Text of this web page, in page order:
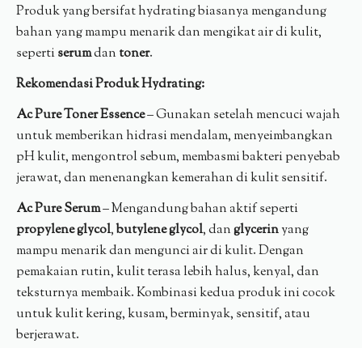
Produk yang bersifat hydrating biasanya mengandung
bahan yang mampu menarik dan mengikat air di kulit,
sepertiserumdan toner.
Rekomendasi Produk Hydrating:
Ac Pure Toner Essence– Gunakan setelah mencuci wajah
untuk memberikan hidrasi mendalam, menyeimbangkan
pH kulit, mengontrol sebum, membasmi bakteri penyebab
jerawat, dan menenangkan kemerahan di kulit sensitif.
Ac Pure Serum– Mengandung bahan aktif seperti
propylene glycol,butylene glycol, danglycerinyang
mampu menarik dan mengunci air di kulit. Dengan
pemakaian rutin, kulit terasa lebih halus, kenyal, dan
teksturnya membaik. Kombinasi kedua produk ini cocok
untuk kulit kering, kusam, berminyak, sensitif, atau
berjerawat.